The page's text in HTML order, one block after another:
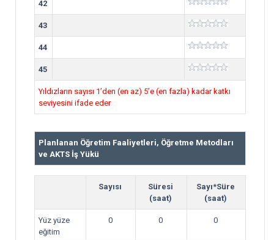
42
43
44
45
Yıldızların sayısı 1’den (en az) 5’e (en fazla) kadar katkı
seviyesini ifade eder
Planlanan Öğretim Faaliyetleri, Öğretme Metodları
ve AKTS İş Yükü
Sayısı
Süresi
(saat)
Sayı*Süre
(saat)
Yüz yüze
eğitim
0 0 0